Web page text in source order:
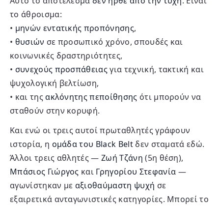
το άθροισμα:
• μηνών εντατικής προπόνησης,
• θυσιών σε προσωπικό χρόνο, σπουδές και
κοινωνικές δραστηριότητες,
• συνεχούς προσπάθειαςγια τεχνική, τακτική και
ψυχολογική βελτίωση,
• και τηςακλόνητης πεποίθησης ότι μπορούν να
σταθούν στην κορυφή.
Και ενώ οι τρεις αυτοί πρωταθλητές γράφουν
ιστορία, η ομάδα του Black Beltδεν σταματά εδώ.
Άλλοι τρεις αθλητές —Ζωή Τζάνη (5η θέση),
Μπάσιος Γιώργος και Γρηγορίου Στεφανία —
αγωνίστηκαν με αξιοθαύμαστη ψυχή σε
εξαιρετικά ανταγωνιστικές κατηγορίες. Μπορεί το